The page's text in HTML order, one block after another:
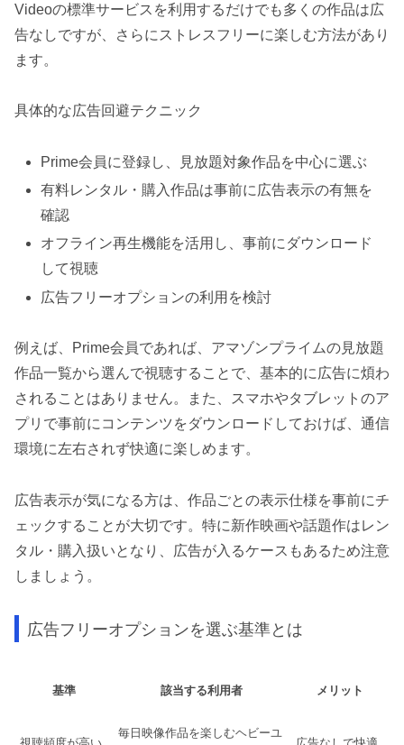
Videoの標準サービスを利用するだけでも多くの作品は広
告なしですが、さらにストレスフリーに楽しむ方法があり
ます。
具体的な広告回避テクニック
Prime会員に登録し、見放題対象作品を中心に選ぶ
有料レンタル・購入作品は事前に広告表示の有無を
確認
オフライン再生機能を活用し、事前にダウンロード
して視聴
広告フリーオプションの利用を検討
例えば、Prime会員であれば、アマゾンプライムの見放題
作品一覧から選んで視聴することで、基本的に広告に煩わ
されることはありません。また、スマホやタブレットのア
プリで事前にコンテンツをダウンロードしておけば、通信
環境に左右されず快適に楽しめます。
広告表示が気になる方は、作品ごとの表示仕様を事前にチ
ェックすることが大切です。特に新作映画や話題作はレン
タル・購入扱いとなり、広告が入るケースもあるため注意
しましょう。
広告フリーオプションを選ぶ基準とは
基準 該当する利用者 メリット
毎日映像作品を楽しむヘビーユ